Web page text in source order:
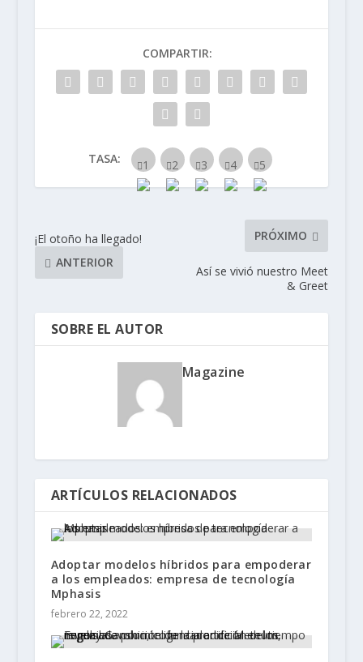
COMPARTIR:
TASA:
¡El otoño ha llegado!
ANTERIOR
PRÓXIMO
Así se vivió nuestro Meet
& Greet
SOBRE EL AUTOR
Magazine
ARTÍCULOS RELACIONADOS
Adoptar modelos híbridos para empoderar
a los empleados: empresa de tecnología
Mphasis
febrero 22, 2022